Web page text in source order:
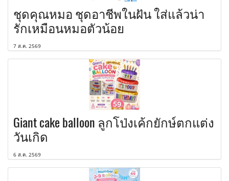
ชุดคุณหมอ ชุดอาชีพในฝัน ใส่แล้วน่า
รักเหมือนหมอตัวน้อย
7 ส.ค. 2569
Giant cake balloon ลูกโป่งเค้กยักษ์ตกแต่ง
วันเกิด
6 ส.ค. 2569